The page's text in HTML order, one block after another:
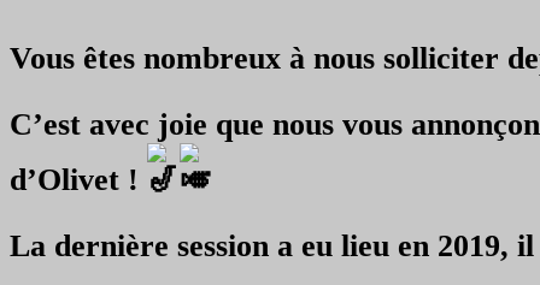
Vous êtes nombreux à nous solliciter
C’est avec joie que nous vous
d’Olivet !
La dernière session a eu lieu en 2019,